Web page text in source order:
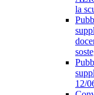
la
12/